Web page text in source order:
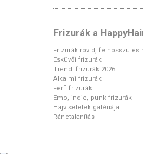
Frizurák a
Frizurák rövid, félhosszú és
Esküvői frizurák
Trendi frizurák 2026
Alkalmi frizurák
Férfi frizurák
Emo, indie, punk frizurák
Hajviseletek galériája
Ránctalanítás